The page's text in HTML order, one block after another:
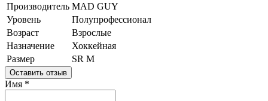
Производитель MAD GUY
Уровень
Полупрофессионал
Возраст
Взрослые
Назначение
Хоккейная
Размер
SR M
Оставить отзыв
Имя *